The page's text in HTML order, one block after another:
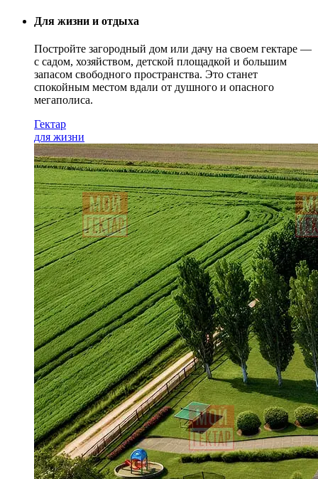
Для жизни и отдыха
Постройте загородный дом или дачу на своем гектаре —
с садом, хозяйством, детской площадкой и большим
запасом свободного пространства. Это станет
спокойным местом вдали от душного и опасного
мегаполиса.
Гектар
для жизни